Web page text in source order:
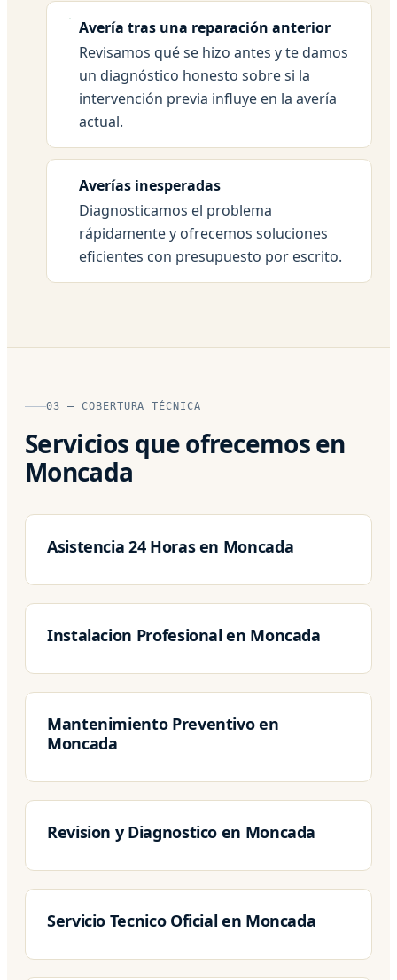
Avería tras una reparación anterior
Revisamos qué se hizo antes y te damos
un diagnóstico honesto sobre si la
intervención previa influye en la avería
actual.
Averías inesperadas
Diagnosticamos el problema
rápidamente y ofrecemos soluciones
eficientes con presupuesto por escrito.
03 — COBERTURA TÉCNICA
Servicios que ofrecemos en
Moncada
Asistencia 24 Horas en Moncada
Instalacion Profesional en Moncada
Mantenimiento Preventivo en
Moncada
Revision y Diagnostico en Moncada
Servicio Tecnico Oficial en Moncada